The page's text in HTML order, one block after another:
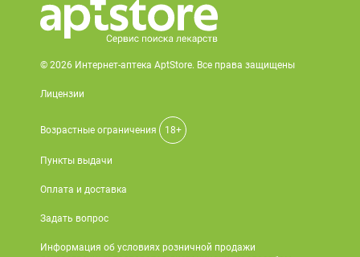
© 2026 Интернет-аптека AptStore. Все права защищены
Лицензии
Возрастные ограничения 18+
Пункты выдачи
Оплата и доставка
Задать вопрос
Информация об условиях розничной продажи